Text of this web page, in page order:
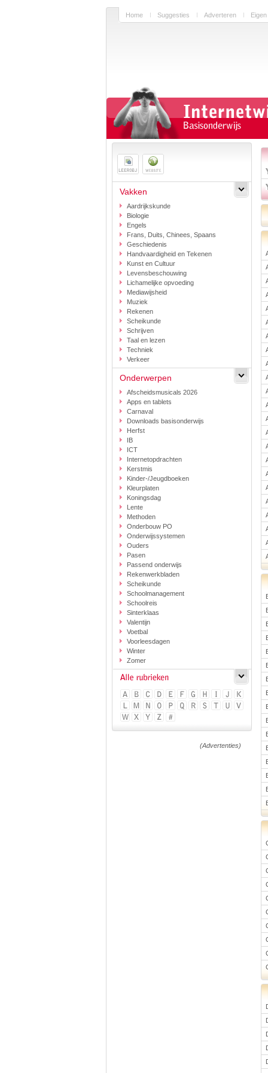
Home Suggesties Adverteren
Vakken
Aardrijkskunde
Biologie
Engels
Frans, Duits, Chinees, Spaans
Geschiedenis
Handvaardigheid en Tekenen
Kunst en Cultuur
Levensbeschouwing
Lichamelijke opvoeding
Mediawijsheid
Muziek
Rekenen
Scheikunde
Schrijven
Taal en lezen
Techniek
Verkeer
Onderwerpen
Afscheidsmusicals 2026
Apps en tablets
Carnaval
Downloads basisonderwijs
Herfst
IB
ICT
Internetopdrachten
Kerstmis
Kinder-/Jeugdboeken
Kleurplaten
Koningsdag
Lente
Methoden
Onderbouw PO
Onderwijssystemen
Ouders
Pasen
Passend onderwijs
Rekenwerkbladen
Scheikunde
Schoolmanagement
Schoolreis
Sinterklaas
Valentijn
Voetbal
Voorleesdagen
Winter
Zomer
(Advertenties)